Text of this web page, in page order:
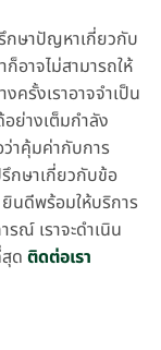
กษาปัญหาเกี่ยวกับ
อาจไม่สามารถให้
ครั้งเราอาจจำเป็น
ย่างเต็มกำลัง
าคุ้มค่ากับการ
กษาเกี่ยวกับข้อ
ยินดีพร้อมให้บริการ
ณ์ เราจะดำเนิน
ด ติดต่อเรา